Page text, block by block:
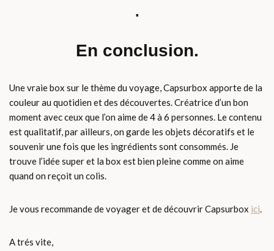
.
En conclusion.
Une vraie box sur le thème du voyage, Capsurbox apporte de la
couleur au quotidien et des découvertes. Créatrice d’un bon
moment avec ceux que l’on aime de 4 à 6 personnes. Le contenu
est qualitatif, par ailleurs, on garde les objets décoratifs et le
souvenir une fois que les ingrédients sont consommés. Je
trouve l’idée super et la box est bien pleine comme on aime
quand on reçoit un colis.
Je vous recommande de voyager et de découvrir Capsurbox ici.
A trés vite,